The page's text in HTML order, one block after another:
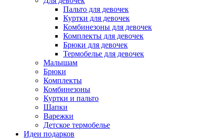
Пальто для девочек
Куртки для девочек
Комбинезоны для девочек
Комплекты для девочек
Брюки для девочек
Термобелье для девочек
Малышам
Брюки
Комплекты
Комбинезоны
Куртки и пальто
Шапки
Варежки
Детское термобелье
Идеи подарков